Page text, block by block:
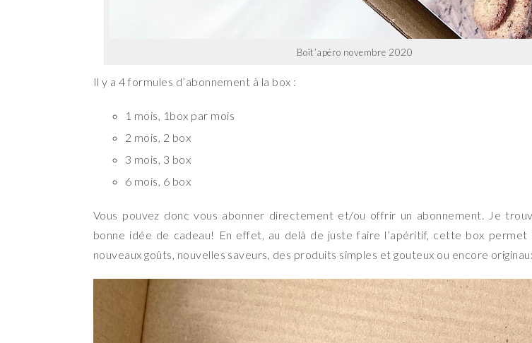
Boît’apéro novembre 2020
Il y a 4 formules d’abonnement à la box :
1 mois, 1box par mois
2 mois, 2 box
3 mois, 3 box
6 mois, 6 box
Vous pouvez donc vous abonner directement et/ou offrir un abonnement. Je
bonne idée de cadeau! En effet, au delà de juste faire l’apéritif, cette box
nouveaux goûts, nouvelles saveurs, des produits simples et gouteux ou encore